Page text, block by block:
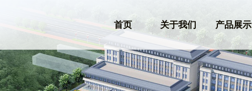
首页 关于我们 产品展示